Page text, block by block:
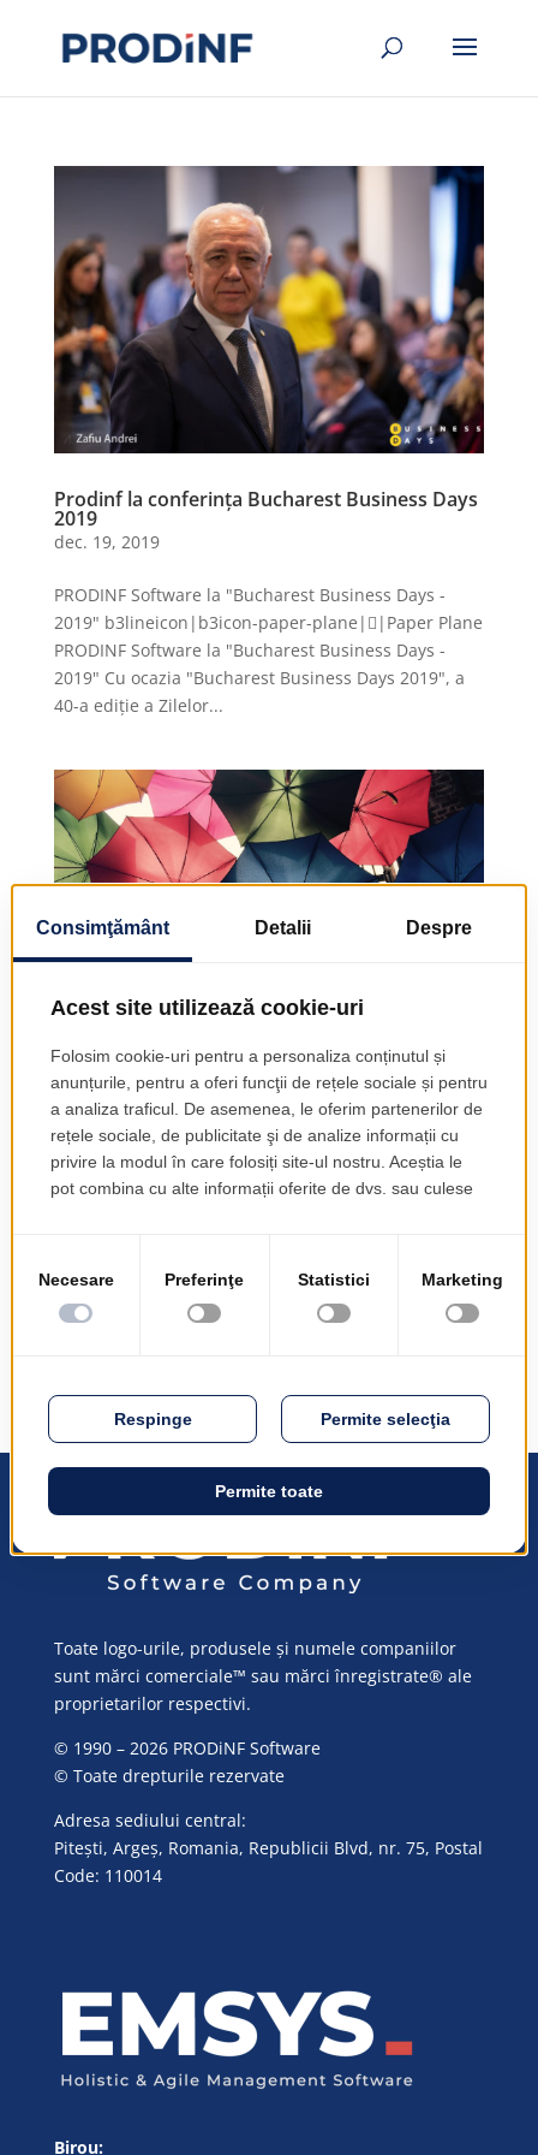
Prodinf la conferința Bucharest Business Days
2019
dec. 19, 2019
PRODINF Software la "Bucharest Business Days -
2019" b3lineicon|b3icon-paper-plane||Paper Plane
PRODINF Software la "Bucharest Business Days -
2019" Cu ocazia "Bucharest Business Days 2019", a
40-a ediție a Zilelor...
Asigurătorul "digital". Impactul asupra
rentabilității și fidelității clienților
dec. 4, 2015
PRODINF Software - gazda evenimentului
profitabilității și loialității clienților", un eveniment
organizat în...
Toate logo-urile, produsele și numele companiilor
sunt mărci comerciale™ sau mărci înregistrate® ale
proprietarilor respectivi.
© 1990 – 2026 PRODiNF Software
© Toate drepturile rezervate
Adresa sediului central:
Pitești, Argeș, Romania, Republicii Blvd, nr. 75, Postal
Code: 110014
Birou: